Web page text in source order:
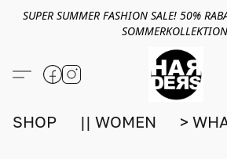
SUPER SUMMER FASHION SALE! 50%
SOMMERKOLLEKTION
SHOP || WOMEN >